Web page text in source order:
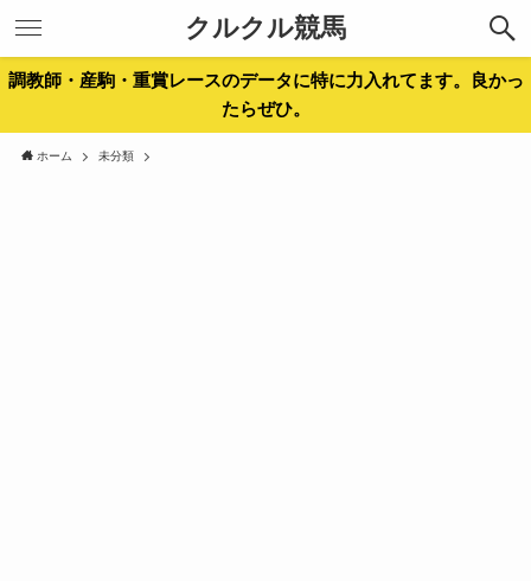
クルクル競馬
調教師・産駒・重賞レースのデータに特に力入れてます。良かっ
たらぜひ。
ホーム 未分類